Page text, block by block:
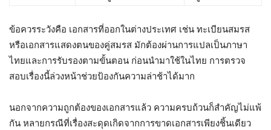
ข้อควรระวังคือ เอกสารที่ออกในต่างประเทศ เช่น ทะเบียนสมรส
หรือเอกสารแสดงตนของคู่สมรส มักต้องผ่านการแปลเป็นภาษา
ไทยและการรับรองตามขั้นตอน ก่อนนำมาใช้ในไทย การตรวจ
สอบเรื่องนี้ล่วงหน้าช่วยป้องกันความล่าช้าได้มาก
นอกจากความถูกต้องของเอกสารแล้ว ความครบถ้วนก็สำคัญไม่แพ้
กัน หลายกรณีที่เรื่องสะดุดเกิดจากการขาดเอกสารเพียงชิ้นเดียว